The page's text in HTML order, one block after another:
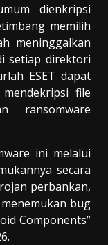
dienkripsi
memilih
meninggalkan
setiap direktori
ESET dapat
file
ransomware
ini melalui
secara
perbankan,
menemukan bug
Components”